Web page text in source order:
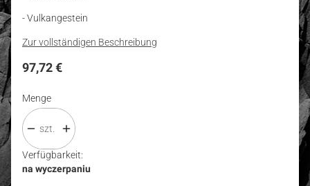
- Vulkangestein
Zur vollständigen Beschreibung
Preis
97,72 €
Menge
szt.
Verfügbarkeit:
na wyczerpaniu